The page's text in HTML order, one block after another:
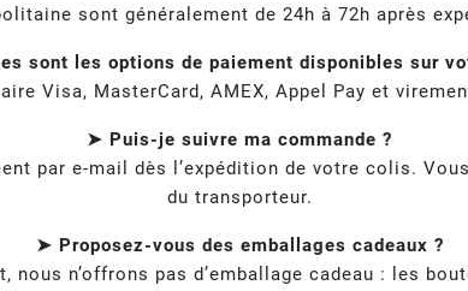
sont généralement de 24h à 72h après
sont les options de paiement disponibles sur
Visa, MasterCard, AMEX, Appel Pay et
➤ Puis-je suivre ma commande ?
par e-mail dès l’expédition de votre colis.
du transporteur.
➤ Proposez-vous des emballages cadeaux ?
n’offrons pas d’emballage cadeau : les